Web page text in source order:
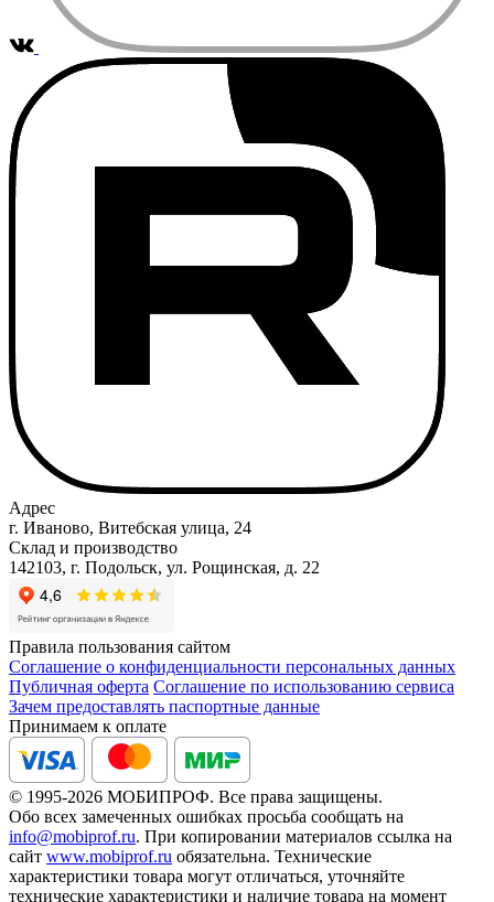
Адрес
г. Иваново, Витебская улица, 24
Склад и производство
142103, г. Подольск, ул. Рощинская, д. 22
Правила пользования сайтом
Соглашение о конфиденциальности персональных данных
Публичная оферта Соглашение по использованию сервиса
Зачем предоставлять паспортные данные
Принимаем к оплате
© 1995-2026 МОБИПРОФ. Все права защищены.
Обо всех замеченных ошибках просьба сообщать на
info@mobiprof.ru. При копировании материалов ссылка на
сайт www.mobiprof.ru обязательна. Технические
характеристики товара могут отличаться, уточняйте
технические характеристики и наличие товара на момент